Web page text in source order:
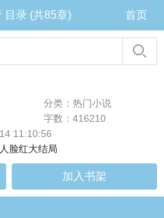
目录 (共85章) 首页
分类：热门小说
字数：416210
11:10:56
脸红大结局
加入书架